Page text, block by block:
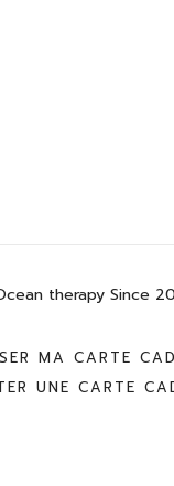
therapy Since
MA CARTE
UNE CARTE